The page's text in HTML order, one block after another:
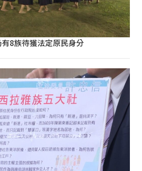
8族待獲法定原民身分